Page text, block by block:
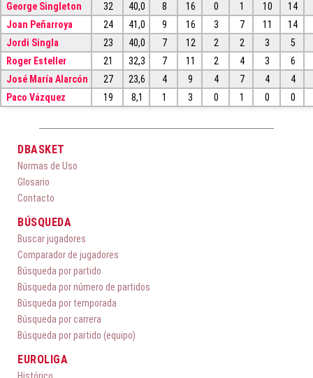
George Singleton
32 40,0 8 16 0 1 10
14
Joan Peñarroya
24 41,0 9 16 3 7 11
14
Jordi Singla
23 40,0 7 12 2 2 3
5
Roger Esteller
21 32,3 7 11 2 4 3
6
José María Alarcón
27 23,6 4 9 4 7 4
4
Paco Vázquez
19 8,1 1 3 0 1 0 0
DBASKET
Normas de Uso
Glosario
Contacto
BÚSQUEDA
Buscar jugadores
Comparador de jugadores
Búsqueda por partido
Búsqueda por número de partidos
Búsqueda por temporada
Búsqueda por carrera
Búsqueda por partido (equipo)
EUROLIGA